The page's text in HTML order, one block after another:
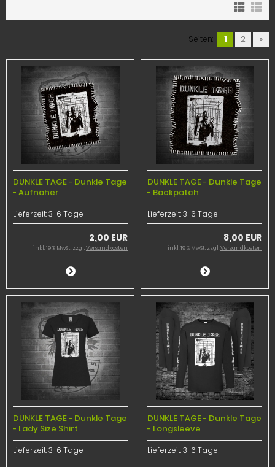
Seiten: 1 2 »
DUNKLE TAGE - Dunkle Tage
- Aufnäher
Lieferzeit:3-6 Tage
2,00 EUR
inkl. 19 % MwSt. zzgl.Versandkosten
DUNKLE TAGE - Dunkle Tage
- Backpatch
Lieferzeit:3-6 Tage
8,00 EUR
inkl. 19 % MwSt. zzgl.Versandkosten
DUNKLE TAGE - Dunkle Tage
- Lady Size Shirt
Lieferzeit:3-6 Tage
DUNKLE TAGE - Dunkle Tage
- Longsleeve
Lieferzeit:3-6 Tage